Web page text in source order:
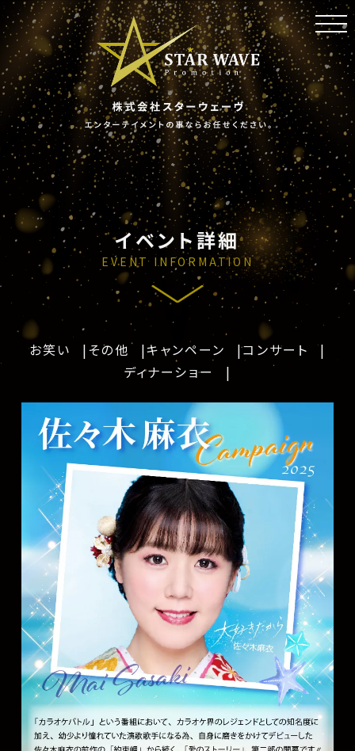
イベント詳細
EVENT INFORMATION
お笑い その他 キャンペーン
コンサート
ディナーショー